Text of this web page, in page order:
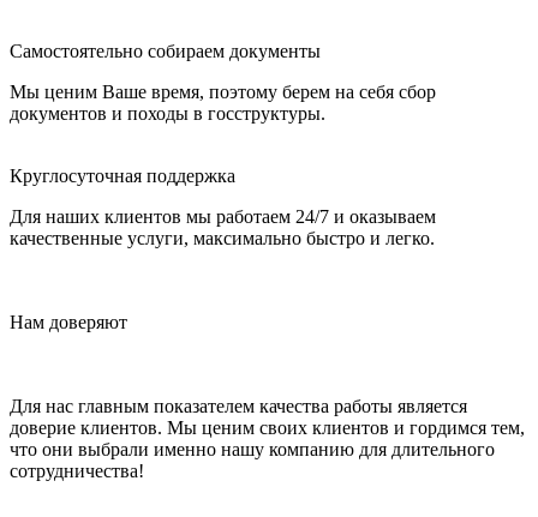
Самостоятельно собираем документы
Мы ценим Ваше время, поэтому берем на себя сбор
документов и походы в госструктуры.
Круглосуточная поддержка
Для наших клиентов мы работаем 24/7 и оказываем
качественные услуги, максимально быстро и легко.
Нам доверяют
Для нас главным показателем качества работы является
доверие клиентов. Мы ценим своих клиентов и гордимся тем,
что они выбрали именно нашу компанию для длительного
сотрудничества!